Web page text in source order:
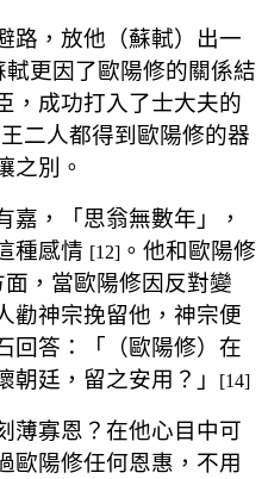
路，放他（蘇軾）出一
軾更因了歐陽修的關係結
，成功打入了士大夫的
王二人都得到歐陽修的器
之別。
嘉，「思翁無數年」，
種感情 [12] 。他和歐陽修
面，當歐陽修因反對變
勸神宗挽留他，神宗便
回答：「（歐陽修）在
廷，留之安用？」
[14]
薄寡恩？在他心目中可
歐陽修任何恩惠，不用